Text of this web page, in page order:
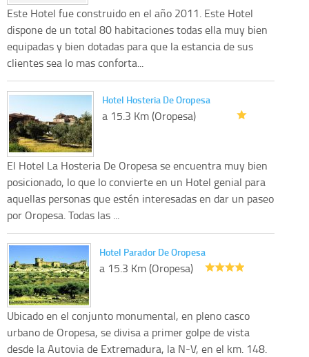
Este Hotel fue construido en el año 2011. Este Hotel
dispone de un total 80 habitaciones todas ella muy bien
equipadas y bien dotadas para que la estancia de sus
clientes sea lo mas conforta...
Hotel Hosteria De Oropesa
a 15.3 Km (Oropesa)
El Hotel La Hosteria De Oropesa se encuentra muy bien
posicionado, lo que lo convierte en un Hotel genial para
aquellas personas que estén interesadas en dar un paseo
por Oropesa. Todas las ...
Hotel Parador De Oropesa
a 15.3 Km (Oropesa)
Ubicado en el conjunto monumental, en pleno casco
urbano de Oropesa, se divisa a primer golpe de vista
desde la Autovia de Extremadura, la N-V, en el km. 148.